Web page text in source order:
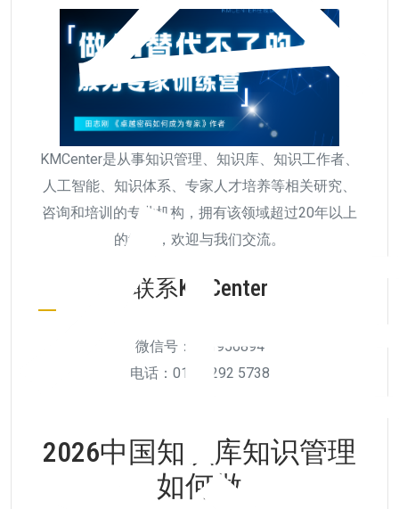
KMCenter是从事知识管理、知识库、知识工作者、
人工智能、知识体系、专家人才培养等相关研究、
咨询和培训的专业机构，拥有该领域超过20年以上
的经验，欢迎与我们交流。
联系KMCenter
微信号：511956894
电话：010-6292 5738
2026中国知识库知识管理
如何做